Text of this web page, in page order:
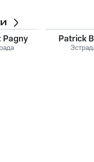
Pagny Patrick